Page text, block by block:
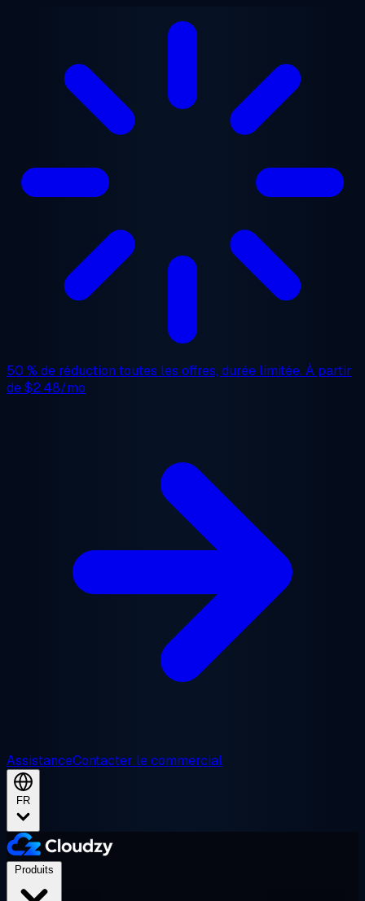
50 % de réduction toutes les offres, durée limitée. À partir
de$2.48/mo
AssistanceContacter le commercial
FR